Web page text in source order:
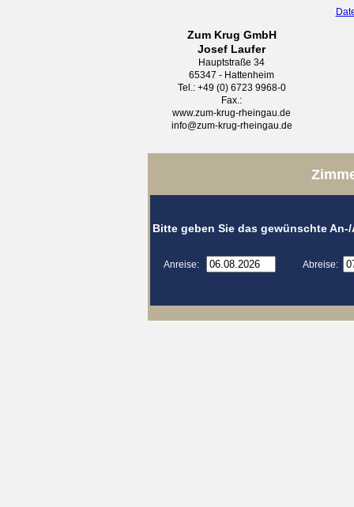
Zum Krug GmbH
Josef Laufer
Hauptstraße 34
65347 - Hattenheim
Tel.: +49 (0) 6723 9968-0
Fax.:
www.zum-krug-rheingau.de
info@zum-krug-rheingau.de
Bitte geben Sie das gewünschte
Anreise: Abreise: